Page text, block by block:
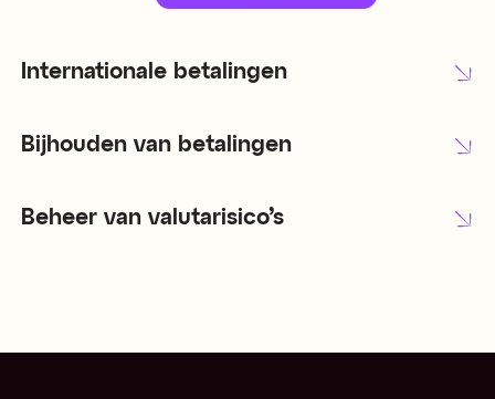
Internationale betalingen
Bijhouden van betalingen
Beheer van valutarisico’s